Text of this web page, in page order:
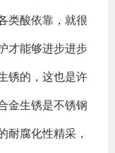
类酸依靠，就很
才能够进步进步
锈的，这也是许
金生锈是不锈钢
耐腐化性精采，